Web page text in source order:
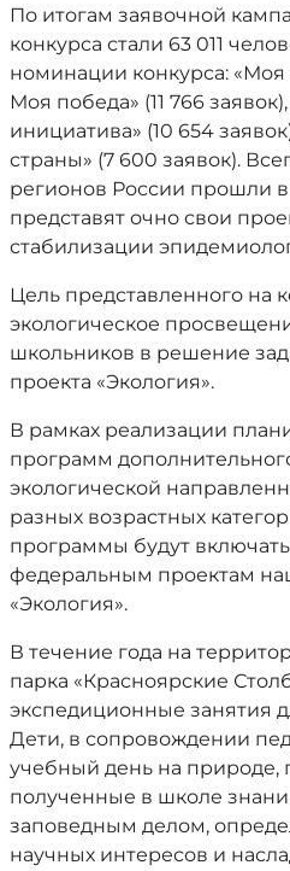
По итогам заявочной
конкурса стали 63 011
номинации конкурса: «Моя
Моя победа» (11 766
инициатива» (10 654
страны» (7 600 заявок).
регионов России прошли
представят очно свои
стабилизации
Цель представленного на
экологическое
школьников в решение
проекта «Экология».
В рамках реализации
программ
экологической
разных возрастных
программы будут
федеральным проектам
«Экология».
В течение года на
парка «Красноярские
экспедиционные занятия
Дети, в сопровождении
учебный день на природе,
полученные в школе
заповедным делом,
научных интересов и